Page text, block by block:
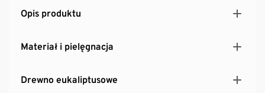
Opis produktu
Materiał i pielęgnacja
Drewno eukaliptusowe